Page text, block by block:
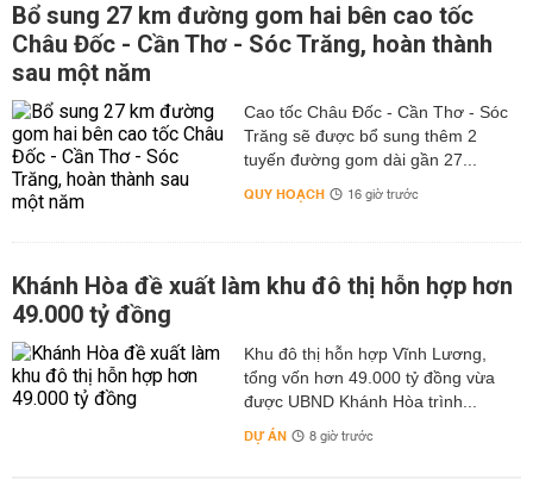
Bổ sung 27 km đường gom hai bên cao tốc
Châu Đốc - Cần Thơ - Sóc Trăng, hoàn thành
sau một năm
Cao tốc Châu Đốc - Cần Thơ - Sóc
Trăng sẽ được bổ sung thêm 2
tuyến đường gom dài gần 27...
QUY HOẠCH 16 giờ trước
Khánh Hòa đề xuất làm khu đô thị hỗn hợp hơn
49.000 tỷ đồng
Khu đô thị hỗn hợp Vĩnh Lương,
tổng vốn hơn 49.000 tỷ đồng vừa
được UBND Khánh Hòa trình...
DỰ ÁN 8 giờ trước